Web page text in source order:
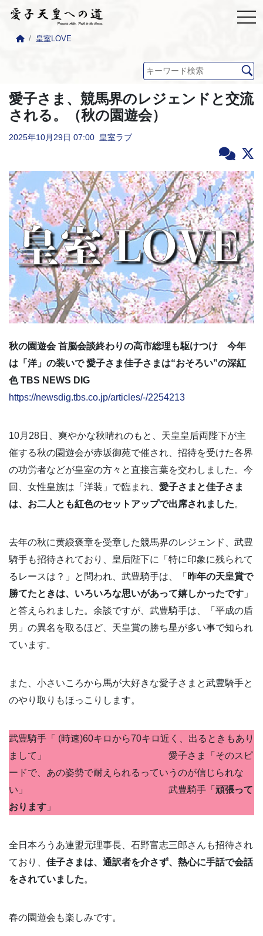
皇室LOVE
愛子さま、競馬界のレジェンドと交流
される。（秋の園遊会）
2025年10月29日 07:00 皇室ラブ
秋の園遊会 首脳会談終わりの高市総理も駆けつけ 今年
は「洋」の装いで 愛子さま佳子さまは“おそろい”の深紅
色 TBS NEWS DIG
https://newsdig.tbs.co.jp/articles/-/2254213
10月28日、爽やかな秋晴れのもと、天皇皇后両陛下が主
催する秋の園遊会が赤坂御苑で催され、招待を受けた各界
の功労者などが皇室の方々と直接言葉を交わしました。今
回、女性皇族は「洋装」で臨まれ、 愛子さまと佳子さま
は、お二人とも紅色のセットアップで出席されました。
去年の秋に黄綬褒章を受章した競馬界のレジェンド、武豊
騎手も招待されており、皇后陛下に「特に印象に残られて
るレースは？」と問われ、武豊騎手は、「 昨年の天皇賞で
勝てたときは、いろいろな思いがあって嬉しかったです 」
と答えられました。余談ですが、武豊騎手は、「平成の盾
男」の異名を取るほど、天皇賞の勝ち星が多い事で知られ
ています。
また、小さいころから馬が大好きな愛子さまと武豊騎手と
のやり取りもほっこりします。
武豊騎手「 (時速)60キロから70キロ近く、出るときもあり
まして」 愛子さま「そのスピ
ードで、あの姿勢で耐えられるっていうのが信じられな
い」 武豊騎手「 頑張って
おります 」
全日本ろうあ連盟元理事長、石野富志三郎さんも招待され
ており、 佳子さまは、通訳者を介さず、熱心に手話で会話
をされていました。
春の園遊会も楽しみです。